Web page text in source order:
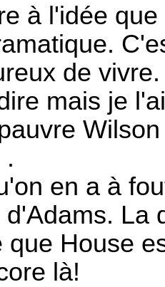
à l'idée
de vivre.
mais je
en a à
La
que House
là!